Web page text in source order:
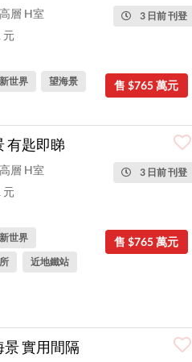
3 日前 刊登
層 H室
元
售 $765 萬元
新世界 望海景
有匙即睇
3 日前 刊登
層 H室
元
售 $765 萬元
新世界
近地鐵站
實用間隔